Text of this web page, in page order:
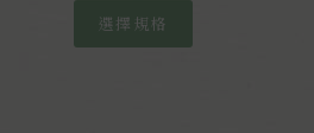
選擇規格